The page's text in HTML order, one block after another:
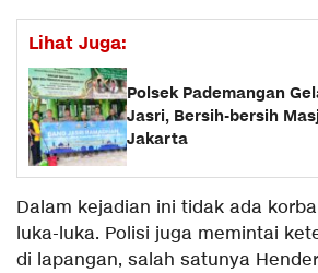
Lihat Juga:
Polsek Pademangan
Jasri, Bersih-bersih
Jakarta
Dalam kejadian ini tidak ada
luka-luka. Polisi juga memintai
di lapangan, salah satunya